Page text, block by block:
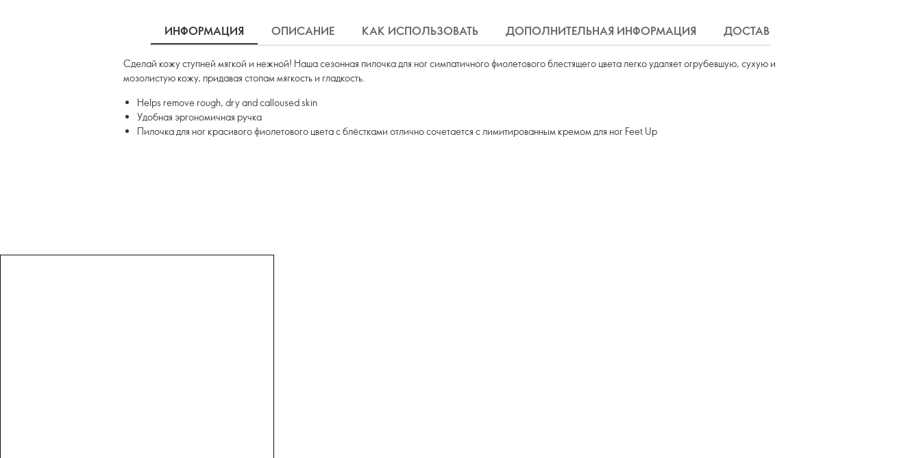
ИНФОРМАЦИЯ ОПИСАНИЕ КАК ИСПОЛЬЗОВАТЬ ДОПОЛНИТЕЛЬНАЯ ИНФОРМАЦИЯ ДОСТАВКА
Сделай кожу ступней мягкой и нежной! Наша сезонная пилочка для ног симпатичного фиолетового блестящего цвета легко удаляет огрубевшую, сухую и
мозолистую кожу, придавая стопам мягкость и гладкость.
Helps remove rough, dry and calloused skin
Удобная эргономичная ручка
Пилочка для ног красивого фиолетового цвета с блёстками отлично сочетается с лимитированным кремом для ног Feet Up